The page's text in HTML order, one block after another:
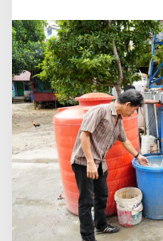
Bersih
dari